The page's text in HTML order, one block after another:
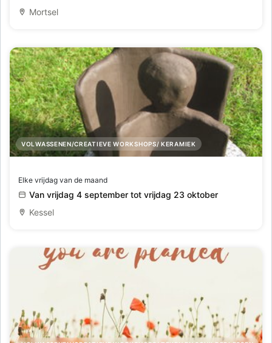
Mortsel
VOLWASSENEN/CREATIEVE WORKSHOPS/ KERAMIEK
Elke vrijdag van de maand
Van vrijdag 4 september tot vrijdag 23 oktober
Kessel